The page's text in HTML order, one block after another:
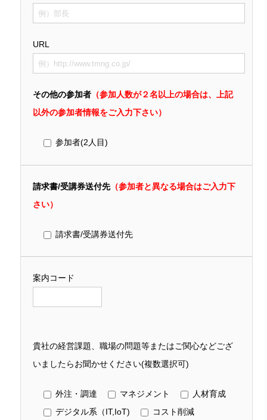
URL
その他の参加者 （参加人数が２名以上の場合は、上記
以外の参加者情報をご入力下さい）
参加者(2人目)
請求書/受講券送付先（参加者と異なる場合はご入力下
さい）
請求書/受講券送付先
案内コード
貴社の経営課題、職場の問題等またはご関心などござ
いましたらお聞かせください(複数選択可)
外注・調達 マネジメント
人材育成
デジタル系（IT,IoT)
コスト削減